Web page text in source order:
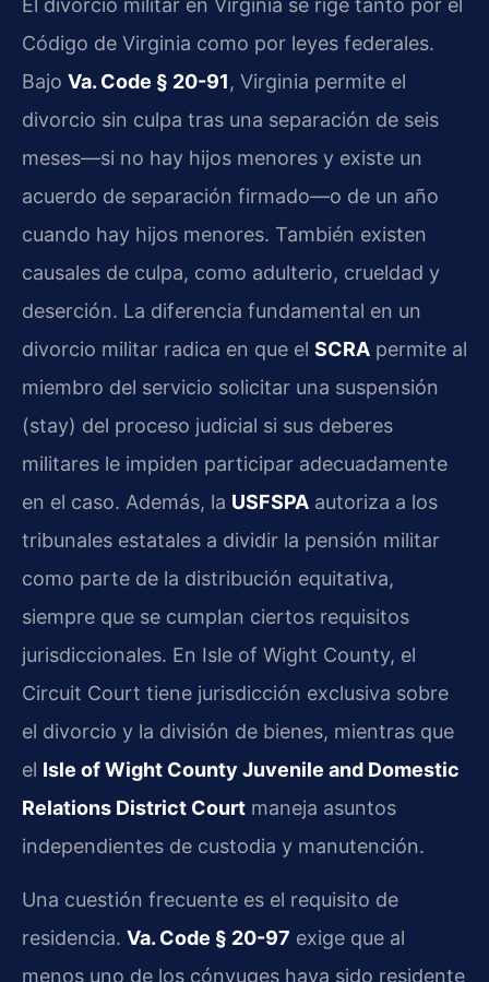
El divorcio militar en Virginia se rige tanto por el
Código de Virginia como por leyes federales.
Bajo Va. Code § 20-91, Virginia permite el
divorcio sin culpa tras una separación de seis
meses—si no hay hijos menores y existe un
acuerdo de separación firmado—o de un año
cuando hay hijos menores. También existen
causales de culpa, como adulterio, crueldad y
deserción. La diferencia fundamental en un
divorcio militar radica en que el SCRA permite al
miembro del servicio solicitar una suspensión
(stay) del proceso judicial si sus deberes
militares le impiden participar adecuadamente
en el caso. Además, la USFSPA autoriza a los
tribunales estatales a dividir la pensión militar
como parte de la distribución equitativa,
siempre que se cumplan ciertos requisitos
jurisdiccionales. En Isle of Wight County, el
Circuit Court tiene jurisdicción exclusiva sobre
el divorcio y la división de bienes, mientras que
el Isle of Wight County Juvenile and Domestic
Relations District Court maneja asuntos
independientes de custodia y manutención.
Una cuestión frecuente es el requisito de
residencia. Va. Code § 20-97 exige que al
menos uno de los cónyuges haya sido residente